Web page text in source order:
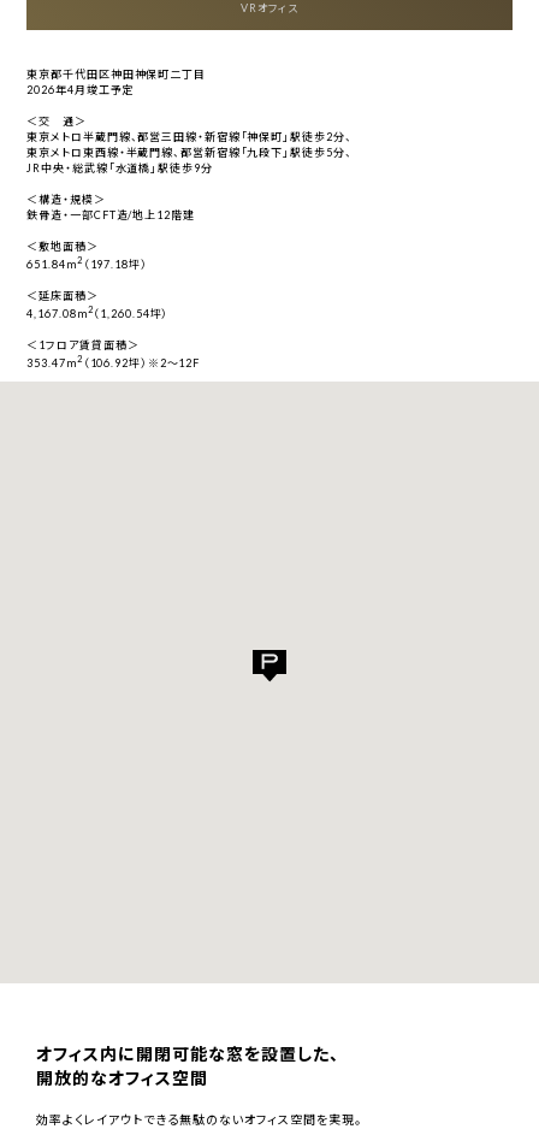
VRオフィス
東京都千代田区神田神保町二丁目
2026年4月竣工予定
＜交 通＞
東京メトロ半蔵門線、都営三田線・新宿線「神保町」駅徒歩2分、
東京メトロ東西線・半蔵門線、都営新宿線「九段下」駅徒歩5分、
JR中央・総武線「水道橋」駅徒歩9分
＜構造・規模＞
鉄骨造・一部CFT造/地上12階建
＜敷地面積＞
651.84m2 （197.18坪）
＜延床面積＞
4,167.08m2 （1,260.54坪）
＜1フロア賃貸面積＞
353.47m2 （106.92坪）※2～12F
オフィス内に開閉可能な窓を設置した、
開放的なオフィス空間
効率よくレイアウトできる無駄のないオフィス空間を実現。